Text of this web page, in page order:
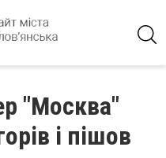
"Москва"
і пішов